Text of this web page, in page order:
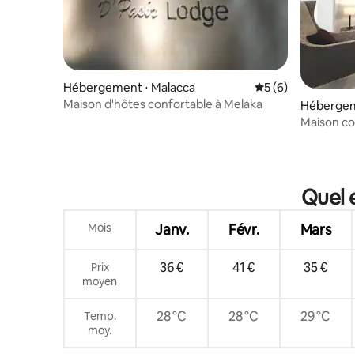
Hébergement ⋅ Malacca Évaluation
5 (6)
Maison d'hôtes confortable à Melaka
Maison
Quel
Mois Janv. Févr. Mars
Prix
moyen
36 € 41 € 35 €
Temp.
moy.
28 °C 28 °C 29 °C